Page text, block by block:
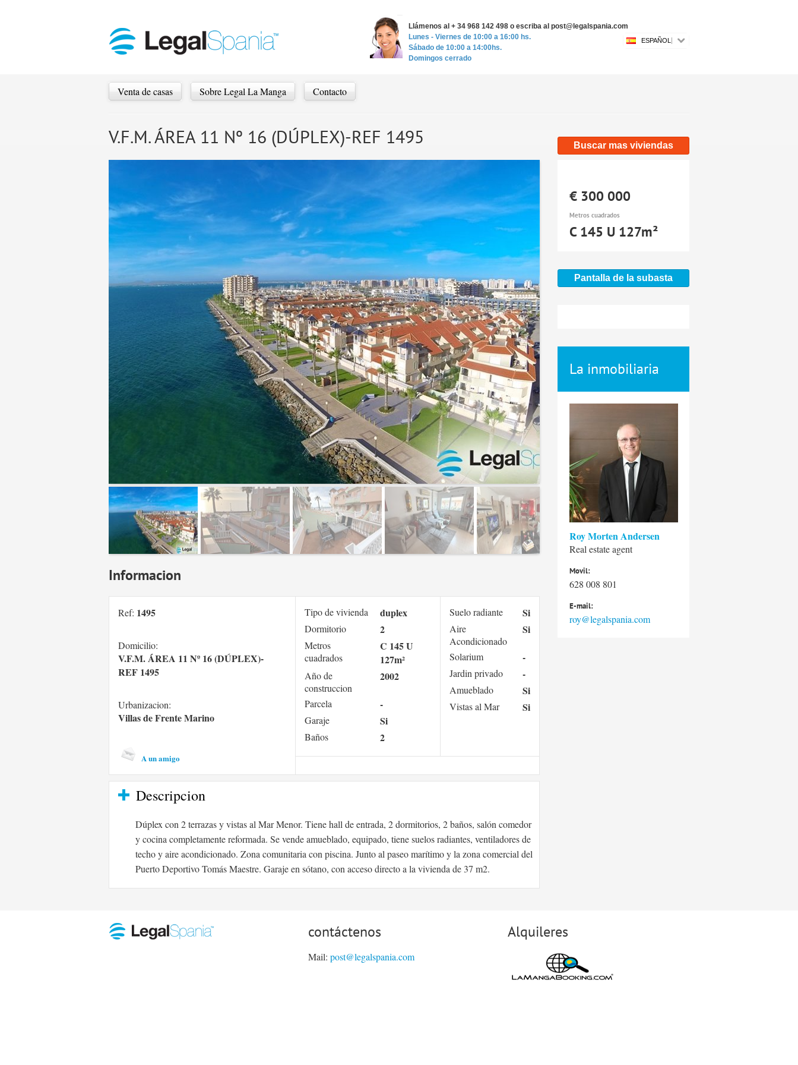
Llámenos al + 34 968 142 498 o escriba al post@legalspania.com
Lunes - Viernes de 10:00 a 16:00 hs.
Sábado de 10:00 a 14:00hs.
Domingos cerrado
ESPAÑOL
Venta de casas Sobre Legal La Manga Contacto
V.F.M. ÁREA 11 Nº 16 (DÚPLEX)-REF 1495 Buscar mas viviendas
Informacion
Ref: 1495
Domicilio:
V.F.M. ÁREA 11 Nº 16 (DÚPLEX)-
REF 1495
Urbanizacion:
Villas de Frente Marino
A un amigo
Tipo de vivienda duplex
Dormitorio 2
Metros
cuadrados
C 145 U
127m²
Año de
construccion
2002
Parcela -
Garaje Si
Baños 2
Suelo radiante Si
Aire
Acondicionado
Si
Solarium -
Jardin privado -
Amueblado Si
Vistas al Mar Si
Descripcion
​Dúplex con 2 terrazas y vistas al Mar Menor. Tiene hall de entrada, 2 dormitorios, 2 baños, salón comedor
y cocina completamente reformada. Se vende amueblado, equipado, tiene suelos radiantes, ventiladores de
techo y aire acondicionado. Zona comunitaria con piscina. Junto al paseo marítimo y la zona comercial del
Puerto Deportivo Tomás Maestre. Garaje en sótano, con acceso directo a la vivienda de 37 m2.
€ 300 000
Metros cuadrados
C 145 U 127m²
Pantalla de la subasta
La inmobiliaria
Roy Morten Andersen
Real estate agent
Movil:
628 008 801
E-mail:
roy@legalspania.com
contáctenos
Mail: post@legalspania.com
Alquileres